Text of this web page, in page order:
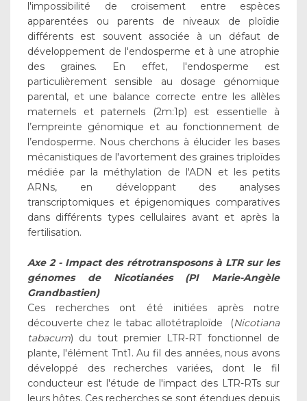
l'impossibilité de croisement entre espèces
apparentées ou parents de niveaux de ploïdie
différents est souvent associée à un défaut de
développement de l'endosperme et à une atrophie
des graines. En effet, l'endosperme est
particulièrement sensible au dosage génomique
parental, et une balance correcte entre les allèles
maternels et paternels (2m:1p) est essentielle à
l’empreinte génomique et au fonctionnement de
l’endosperme. Nous cherchons à élucider les bases
mécanistiques de l'avortement des graines triploïdes
médiée par la méthylation de l'ADN et les petits
ARNs, en développant des analyses
transcriptomiques et épigenomiques comparatives
dans différents types cellulaires avant et après la
fertilisation.
Axe 2 - Impact des rétrotransposons à LTR sur les
génomes de Nicotianées (PI Marie-Angèle
Grandbastien)
Ces recherches ont été initiées après notre
découverte chez le tabac allotétraploïde (Nicotiana
tabacum) du tout premier LTR-RT fonctionnel de
plante, l'élément Tnt1. Au fil des années, nous avons
développé des recherches variées, dont le fil
conducteur est l'étude de l'impact des LTR-RTs sur
leurs hôtes. Ces recherches se sont étendues depuis